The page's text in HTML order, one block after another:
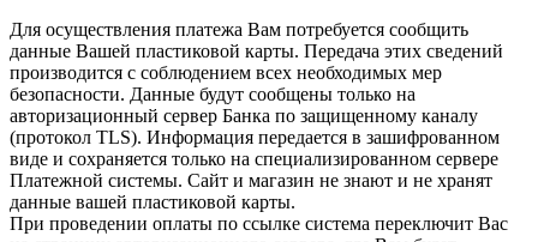
Для осуществления платежа Вам потребуется сообщить
данные Вашей пластиковой карты. Передача этих сведений
производится с соблюдением всех необходимых мер
безопасности. Данные будут сообщены только на
авторизационный сервер Банка по защищенному каналу
(протокол TLS). Информация передается в зашифрованном
виде и сохраняется только на специализированном сервере
Платежной системы. Сайт и магазин не знают и не хранят
данные вашей пластиковой карты.
При проведении оплаты по ссылке система переключит Вас